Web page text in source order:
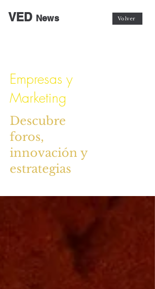
VED News Volver
Empresas y
Marketing
Descubre
foros,
innovación y
estrategias